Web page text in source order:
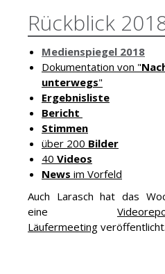
Rückblick
Medienspiegel 2018
Dokumentation von "
unterwegs"
Ergebnisliste
Bericht
Stimmen
über 200 Bilder
40 Videos
News im Vorfeld
Auch Larasch hat das
eine
Läufermeeting veröffentlicht.